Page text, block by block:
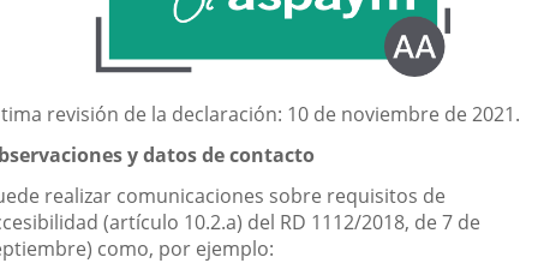
revisión de la declaración: 10 de noviembre de 2021.
y datos de contacto
realizar comunicaciones sobre requisitos de
(artículo 10.2.a) del RD 1112/2018, de 7 de
como, por ejemplo: